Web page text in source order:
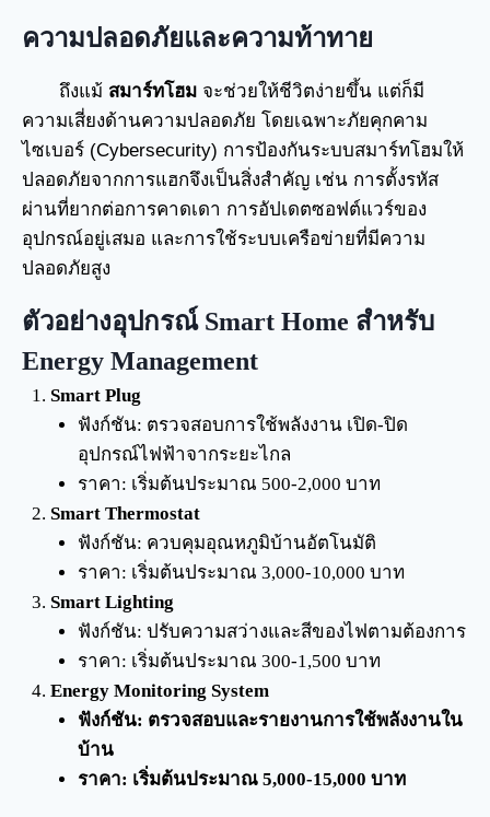
ความปลอดภัยและความท้าทาย
ถึงแม้ สมาร์ทโฮม จะช่วยให้ชีวิตง่ายขึ้น แต่ก็มี
ความเสี่ยงด้านความปลอดภัย โดยเฉพาะภัยคุกคาม
ไซเบอร์ (Cybersecurity) การป้องกันระบบสมาร์ทโฮมให้
ปลอดภัยจากการแฮกจึงเป็นสิ่งสำคัญ เช่น การตั้งรหัส
ผ่านที่ยากต่อการคาดเดา การอัปเดตซอฟต์แวร์ของ
อุปกรณ์อยู่เสมอ และการใช้ระบบเครือข่ายที่มีความ
ปลอดภัยสูง
ตัวอย่างอุปกรณ์ Smart Home สำหรับ
Energy Management
Smart Plug
ฟังก์ชัน: ตรวจสอบการใช้พลังงาน เปิด-ปิด
อุปกรณ์ไฟฟ้าจากระยะไกล
ราคา: เริ่มต้นประมาณ 500-2,000 บาท
Smart Thermostat
ฟังก์ชัน: ควบคุมอุณหภูมิบ้านอัตโนมัติ
ราคา: เริ่มต้นประมาณ 3,000-10,000 บาท
Smart Lighting
ฟังก์ชัน: ปรับความสว่างและสีของไฟตามต้องการ
ราคา: เริ่มต้นประมาณ 300-1,500 บาท
Energy Monitoring System
ฟังก์ชัน: ตรวจสอบและรายงานการใช้พลังงานใน
บ้าน
ราคา: เริ่มต้นประมาณ 5,000-15,000 บาท